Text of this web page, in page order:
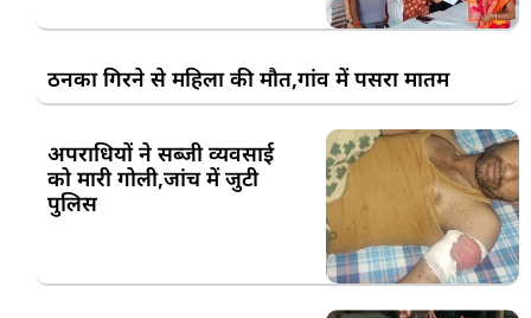
ठनका गिरने से महिला की मौत,गांव में पसरा मातम
अपराधियों ने सब्जी व्यवसाई
को मारी गोली,जांच में जुटी
पुलिस